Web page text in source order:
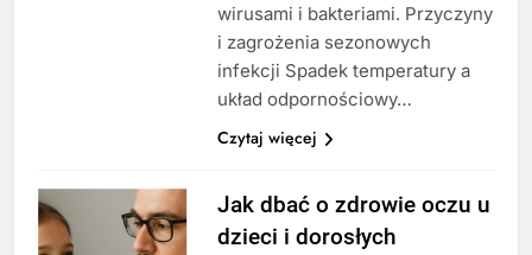
wirusami i bakteriami. Przyczyny
i zagrożenia sezonowych
infekcji Spadek temperatury a
układ odpornościowy…
Czytaj więcej
Jak dbać o zdrowie oczu u
dzieci i dorosłych